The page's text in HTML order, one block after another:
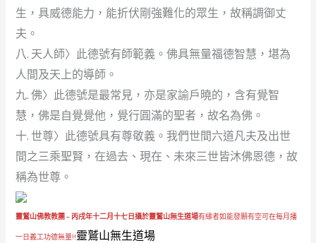
生，具威德能力，能折伏剛強難化的眾生，故稱調御丈
夫。
八. 天人師〉此德號有師範義。佛具無量福德智慧，堪為
人間及天上的導師。
九. 佛〉此德號是最常見，亦是家諭戶曉的，含有覺智
慧，佛是自覺覺他，覺行圓滿的聖者，故名為佛。
十. 世尊〉此德號具有尊敬義。我們世間六道凡夫及出世
間之三乘聖賢，在過去、現在、未來三世皆沐佛恩德，故
稱為世尊。
靈鷲山佛教教團 – 丙戌年十二月十七日攝於靈鷲山無生道場有緣者如能發願有空可在每月播
一日義工功德無量!!靈鷲山無生道場